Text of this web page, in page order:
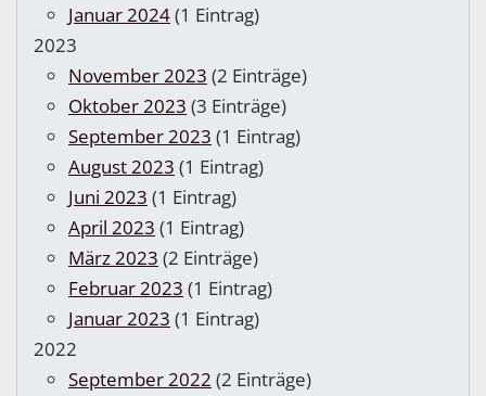
Januar 2024(1 Eintrag)
2023
November 2023 (2 Einträge)
Oktober 2023 (3 Einträge)
September 2023 (1 Eintrag)
August 2023 (1 Eintrag)
Juni 2023 (1 Eintrag)
April 2023 (1 Eintrag)
März 2023 (2 Einträge)
Februar 2023 (1 Eintrag)
Januar 2023 (1 Eintrag)
2022
September 2022 (2 Einträge)